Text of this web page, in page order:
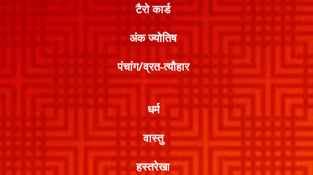
टैरो कार्ड
अंक ज्योतिष
पंचांग/व्रत-त्यौहार
धर्म
वास्तु
हस्तरेखा